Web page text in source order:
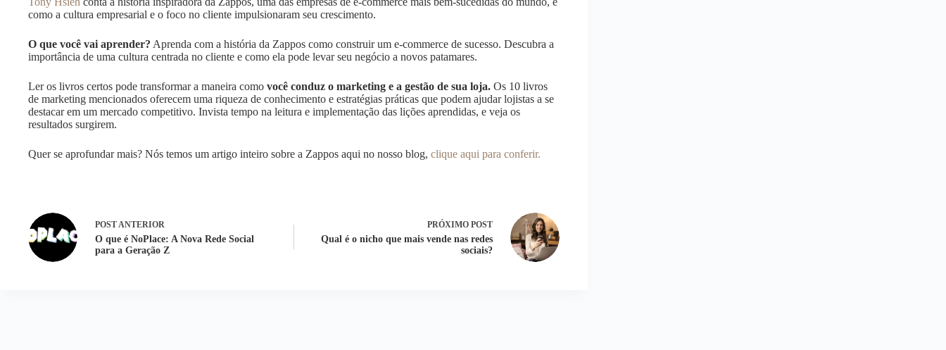
como a cultura empresarial e o foco no cliente impulsionaram seu crescimento.
O que você vai aprender? Aprenda com a história da Zappos como construir um e-commerce de sucesso. Descubra a
importância de uma cultura centrada no cliente e como ela pode levar seu negócio a novos patamares.
Ler os livros certos pode transformar a maneira como você conduz o marketing e a gestão de sua loja. Os 10 livros
de marketing mencionados oferecem uma riqueza de conhecimento e estratégias práticas que podem ajudar lojistas a se
destacar em um mercado competitivo. Invista tempo na leitura e implementação das lições aprendidas, e veja os
resultados surgirem.
Quer se aprofundar mais? Nós temos um artigo inteiro sobre a Zappos aqui no nosso blog, clique aqui para conferir.
POSTANTERIOR
O que é NoPlace: A Nova Rede Social
para a Geração Z
PRÓXIMO POST
Qual é o nicho que mais vende nas redes
sociais?